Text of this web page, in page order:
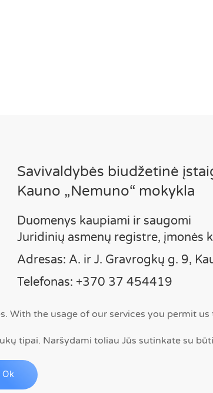
Savivaldybės biudžetinė
Kauno „Nemuno“ mokykla
Duomenys kaupiami ir saugomi
Juridinių asmenų registre, įmonės
Adresas: A. ir J. Gravrogkų g. 9,
Telefonas: +370 37 454419
Rašyti
With the usage of our services you permit us
tipai. Naršydami toliau Jūs sutinkate su
Ok